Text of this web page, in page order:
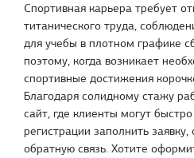
Спортивная карьера требует
титанического труда,
для учебы в плотном графике
поэтому, когда возникает
спортивные достижения
Благодаря солидному стажу
сайт, где клиенты могут
регистрации заполнить
обратную связь. Хотите